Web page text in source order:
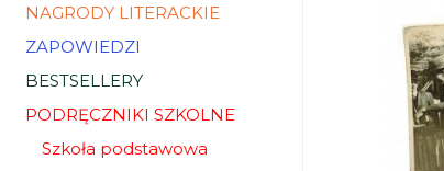
NAGRODY LITERACKIE
ZAPOWIEDZI
BESTSELLERY
PODRĘCZNIKI SZKOLNE
Szkoła podstawowa